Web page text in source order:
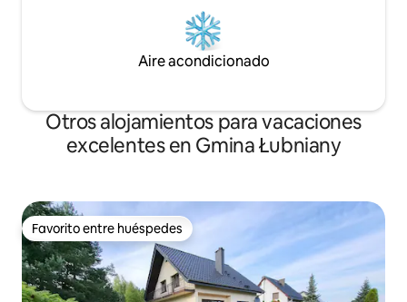
Aire acondicionado
Otros alojamientos para vacaciones
excelentes en Gmina Łubniany
Favorito entre huéspedes
Favorito entre huéspedes